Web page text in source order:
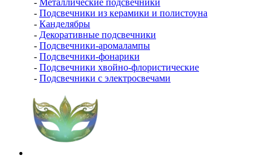
- Металлические подсвечники
- Подсвечники из керамики и полистоуна
- Канделябры
- Декоративные подсвечники
- Подсвечники-аромалампы
- Подсвечники-фонарики
- Подсвечники хвойно-флористические
- Подсвечники с электросвечами